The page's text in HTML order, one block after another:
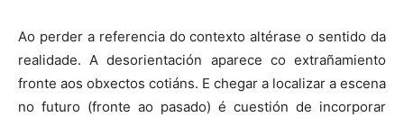
Ao perder a referencia do contexto altérase o sentido da
realidade. A desorientación aparece co extrañamiento
fronte aos obxectos cotiáns. E chegar a localizar a escena
no futuro (fronte ao pasado) é cuestión de incorporar